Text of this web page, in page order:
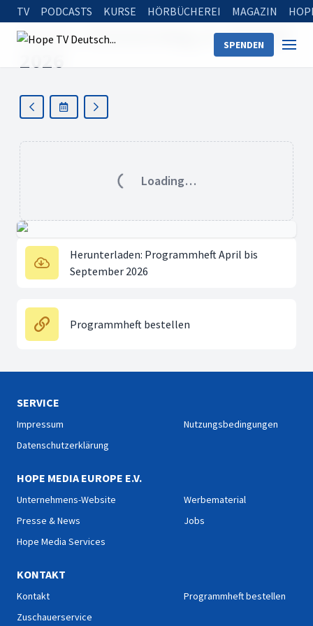
TV PODCASTS KURSE HÖRBÜCHEREI MAGAZIN
SPENDEN
Heute: Donnerstag, 6. August
2026
Loading…
Herunterladen: Programmheft April bis
September 2026
Programmheft bestellen
SERVICE
Impressum
Datenschutzerklärung
Nutzungsbedingungen
HOPE MEDIA EUROPE E.V.
Unternehmens-Website
Presse & News
Hope Media Services
Werbematerial
Jobs
KONTAKT
Kontakt
Zuschauerservice
Programmheft bestellen